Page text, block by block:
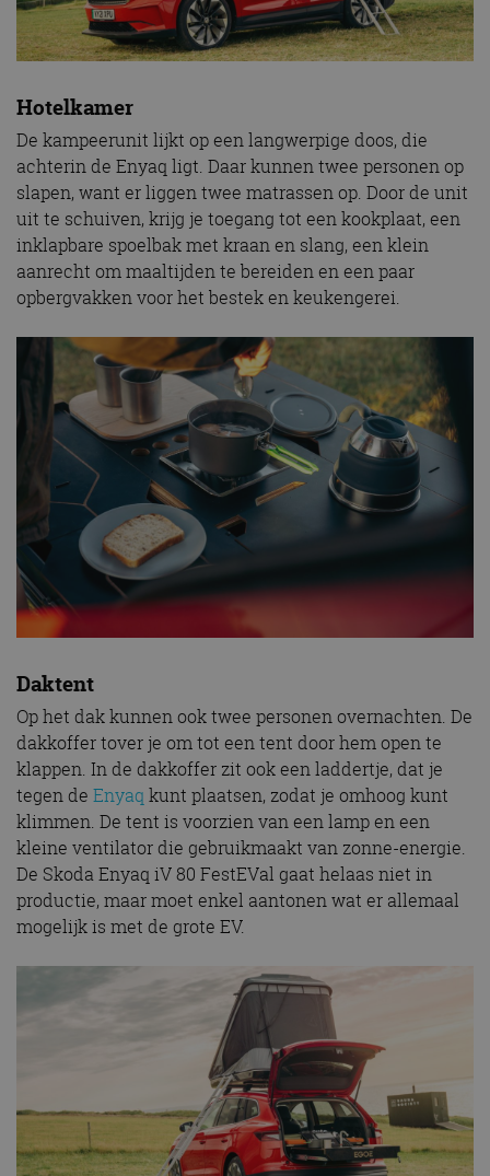
Hotelkamer
De kampeerunit lijkt op een langwerpige doos, die
achterin de Enyaq ligt. Daar kunnen twee personen op
slapen, want er liggen twee matrassen op. Door de unit
uit te schuiven, krijg je toegang tot een kookplaat, een
inklapbare spoelbak met kraan en slang, een klein
aanrecht om maaltijden te bereiden en een paar
opbergvakken voor het bestek en keukengerei.
Daktent
Op het dak kunnen ook twee personen overnachten. De
dakkoffer tover je om tot een tent door hem open te
klappen. In de dakkoffer zit ook een laddertje, dat je
tegen de Enyaq kunt plaatsen, zodat je omhoog kunt
klimmen. De tent is voorzien van een lamp en een
kleine ventilator die gebruikmaakt van zonne-energie.
De Skoda Enyaq iV 80 FestEVal gaat helaas niet in
productie, maar moet enkel aantonen wat er allemaal
mogelijk is met de grote EV.